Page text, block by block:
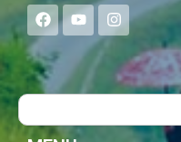
F
a
c
e
b
o
Y
o
u
t
u
b
I
n
s
a
g
Search